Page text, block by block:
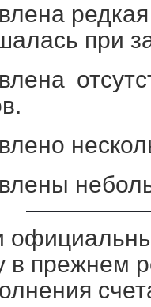
при
в прежнем